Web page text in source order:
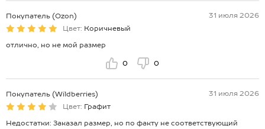
Покупатель (Ozon)
31 июля 2026
Цвет: Коричневый
отлично, но не мой размер
0 0
Покупатель (Wildberries)
31 июля 2026
Цвет: Графит
Недостатки: Заказал размер, но по факту не соответствующий